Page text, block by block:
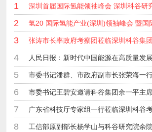
1
2
3 张涛市长率政府考察团莅临深圳科谷集
4
5
6
7
8